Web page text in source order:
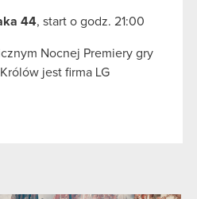
44, start o godz. 21:00
Nocnej Premiery gry
jest firma LG